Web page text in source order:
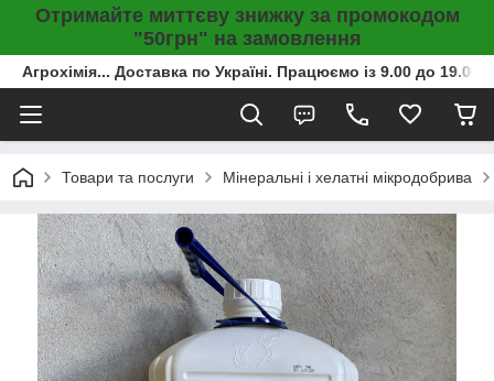
Отримайте миттєву знижку за промокодом
"50грн" на замовлення
Агрохімія... Доставка по Україні. Працюємо із 9.00 до
Товари та послуги Мінеральні і хелатні мікродобрива